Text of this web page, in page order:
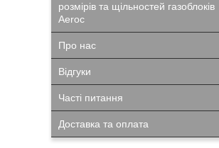
розмірів та щільностей газоблоків
Aeroc
Про нас
Відгуки
Часті питання
Доставка та оплата